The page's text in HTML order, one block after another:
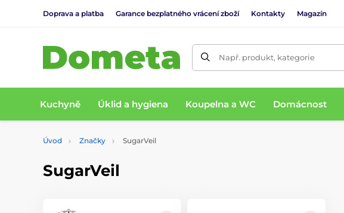
Doprava a platba Garance bezplatného vrácení zboží Kontakty Magazín
Např. produkt, kategorie
Kuchyně Úklid a hygiena Koupelna a WC Domácnost
Úvod Značky SugarVeil
SugarVeil